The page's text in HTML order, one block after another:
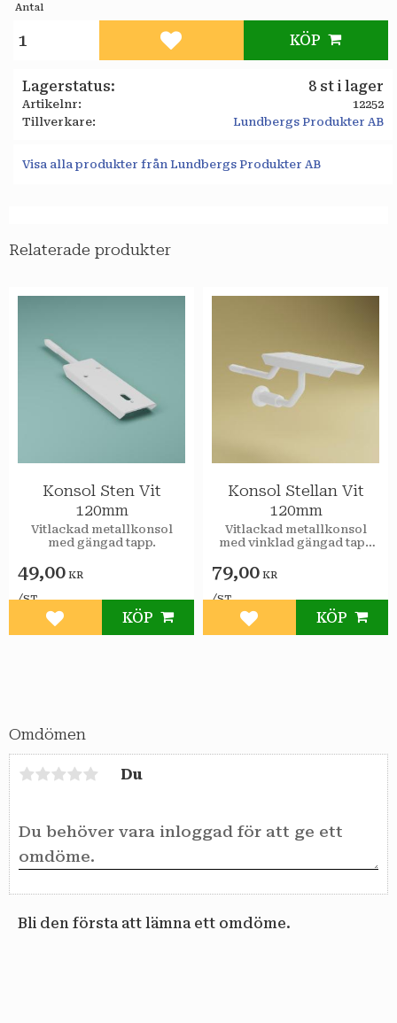
Antal
KÖP
Lägg till i favoriter
Lagerstatus 8 st i lager
Artikelnr
12252
Tillverkare
Lundbergs Produkter AB
Visa alla produkter från Lundbergs Produkter AB
Omdömen
Du
Bli den första att lämna ett omdöme.
Relaterade produkter
Konsol Sten Vit
120mm
Vitlackad metallkonsol
med gängad tapp.
49,00 KR
/ST
Lägg till i favoriter
KÖP
Konsol Stellan Vit
120mm
Vitlackad metallkonsol
med vinklad gängad tapp
79,00 KR
/ST
Lägg till i favoriter
KÖP